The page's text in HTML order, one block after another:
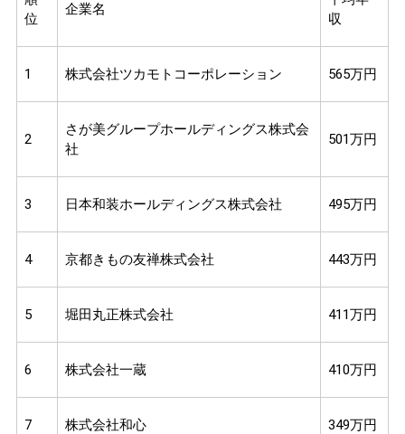
位
企業名
収
1 株式会社ツカモトコーポレーション 565万円
2
さが美グループホールディングス株式会
社
501万円
3 日本和装ホールディングス株式会社 495万円
4 京都きもの友禅株式会社 443万円
5 堀田丸正株式会社 411万円
6 株式会社一蔵 410万円
7 株式会社和心 349万円